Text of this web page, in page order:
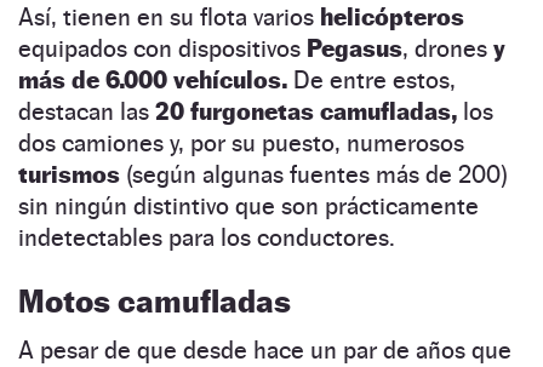
Así, tienen en su flota varios helicópteros
equipados con dispositivos Pegasus, drones y
más de 6.000 vehículos. De entre estos,
destacan las 20 furgonetas camufladas, los
dos camiones y, por su puesto, numerosos
turismos (según algunas fuentes más de 200)
sin ningún distintivo que son prácticamente
indetectables para los conductores.
Motos camufladas
A pesar de que desde hace un par de años que